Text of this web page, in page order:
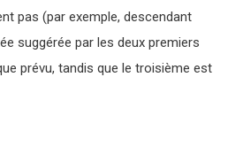
pas (par exemple, descendant
suggérée par les deux premiers
prévu, tandis que le troisième est